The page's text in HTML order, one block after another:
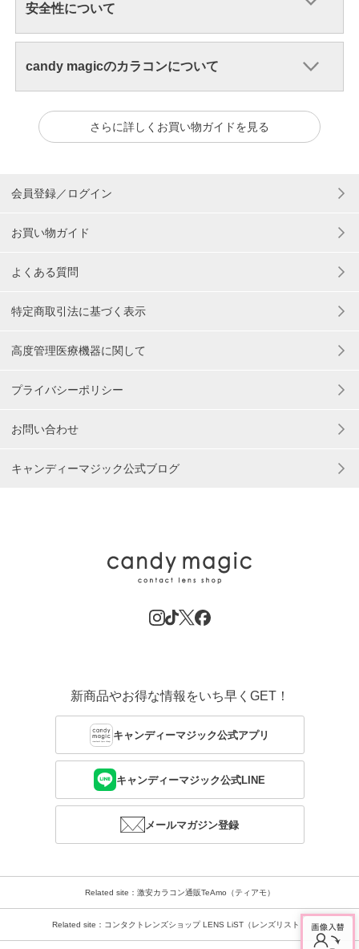
安全性について
candy magicのカラコンについて
さらに詳しくお買い物ガイドを見る
会員登録／ログイン
お買い物ガイド
よくある質問
特定商取引法に基づく表示
高度管理医療機器に関して
プライバシーポリシー
お問い合わせ
キャンディーマジック公式ブログ
新商品やお得な情報をいち早くGET！
キャンディーマジック公式アプリ
キャンディーマジック公式LINE
メールマガジン登録
Related site：激安カラコン通販TeAmo（ティアモ）
Related site：コンタクトレンズショップ LENS LiST（レンズリスト）